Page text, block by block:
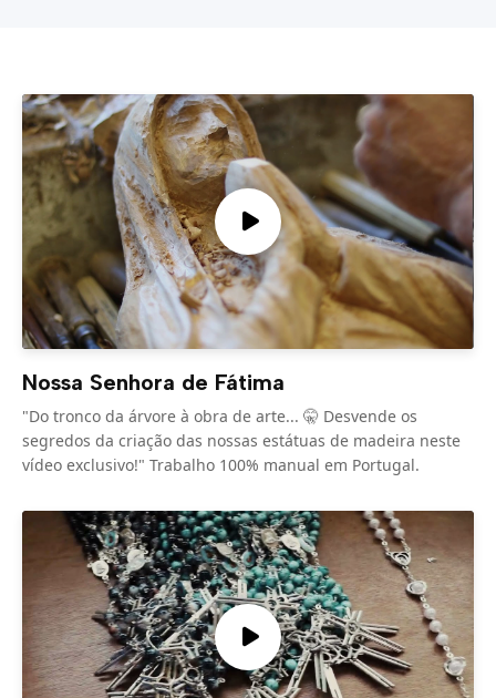
Nossa Senhora de Fátima
"Do tronco da árvore à obra de arte... 🤫 Desvende os
segredos da criação das nossas estátuas de madeira neste
vídeo exclusivo!" Trabalho 100% manual em Portugal.